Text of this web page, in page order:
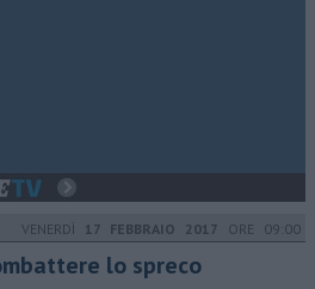
VENERDÌ 17 FEBBRAIO 2017 ORE 09:00
lo spreco